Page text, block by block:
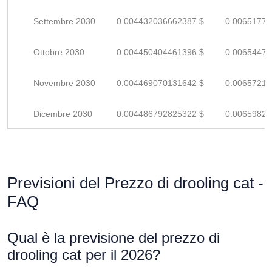
Settembre 2030 0.004432036662387 $
Ottobre 2030 0.004450404461396 $
Novembre 2030 0.004469070131642 $
Dicembre 2030 0.004486792825322 $
Previsioni del Prezzo di drooling cat -
FAQ
Qual è la previsione del prezzo di
drooling cat per il 2026?